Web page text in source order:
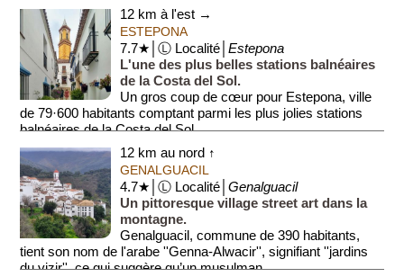
12 km à l'est →
ESTEPONA
7.7★│Ⓛ Localité│Estepona
L'une des plus belles stations balnéaires
de la Costa del Sol.
Un gros coup de cœur pour Estepona, ville
de 79·600 habitants comptant parmi les plus jolies stations
balnéaires de la Costa del Sol. ...
12 km au nord ↑
GENALGUACIL
4.7★│Ⓛ Localité│Genalguacil
Un pittoresque village street art dans la
montagne.
Genalguacil, commune de 390 habitants,
tient son nom de l'arabe ''Genna-Alwacir'', signifiant ''jardins
du vizir'', ce qui suggère qu’un musulman...